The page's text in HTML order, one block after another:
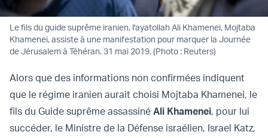
Le fils du guide suprême iranien, l'ayatollah Ali Khamenei, Mojtaba
Khamenei, assiste à une manifestation pour marquer la Journée
de Jérusalem à Téhéran. 31 mai 2019. (Photo : Reuters)
Alors que des informations non confirmées indiquent
que le régime iranien aurait choisi Mojtaba Khamenei, le
fils du Guide suprême assassiné Ali Khamenei, pour lui
succéder, le Ministre de la Défense israélien, Israel Katz,